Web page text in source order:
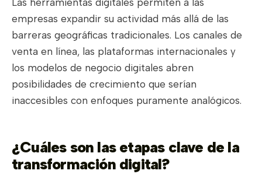
empresas expandir su actividad más allá de las
barreras geográficas tradicionales. Los canales de
venta en línea, las plataformas internacionales y
los modelos de negocio digitales abren
posibilidades de crecimiento que serían
inaccesibles con enfoques puramente analógicos.
¿Cuáles son las etapas clave de la
transformación digital?